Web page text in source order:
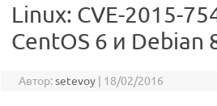
Linux: CVE-2015-
CentOS 6 и Debian
Автор:setevoy | 18/02/2016